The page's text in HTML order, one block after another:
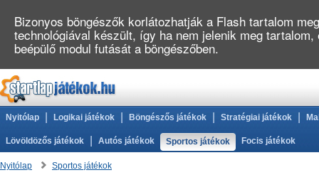
Nyitólap Logikai játékok Böngészős játékok Stratégiai játékok
Lövöldözős játékok Autós játékok Sportos játékok Focis játékok
Nyitólap Sportos játékok
Bizonyos böngészők korlátozhatják a Flash tartalom
technológiával készült, így ha nem jelenik meg
beépülő modul futását a böngészőben.